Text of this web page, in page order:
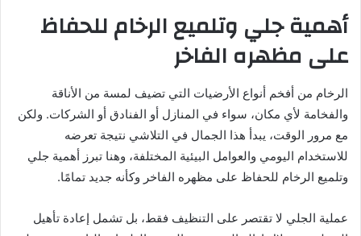
أهمية جلي وتلميع الرخام للحفاظ
على مظهره الفاخر
الرخام من أفخم أنواع الأرضيات التي تضيف لمسة من الأناقة
والفخامة لأي مكان، سواء في المنازل أو الفنادق أو الشركات. ولكن
مع مرور الوقت، يبدأ هذا الجمال في التلاشي نتيجة تعرضه
للاستخدام اليومي والعوامل البيئية المختلفة، وهنا تبرز أهمية جلي
وتلميع الرخام للحفاظ على مظهره الفاخر وكأنه جديد تمامًا.
عملية الجلي لا تقتصر على التنظيف فقط، بل تشمل إعادة تأهيل